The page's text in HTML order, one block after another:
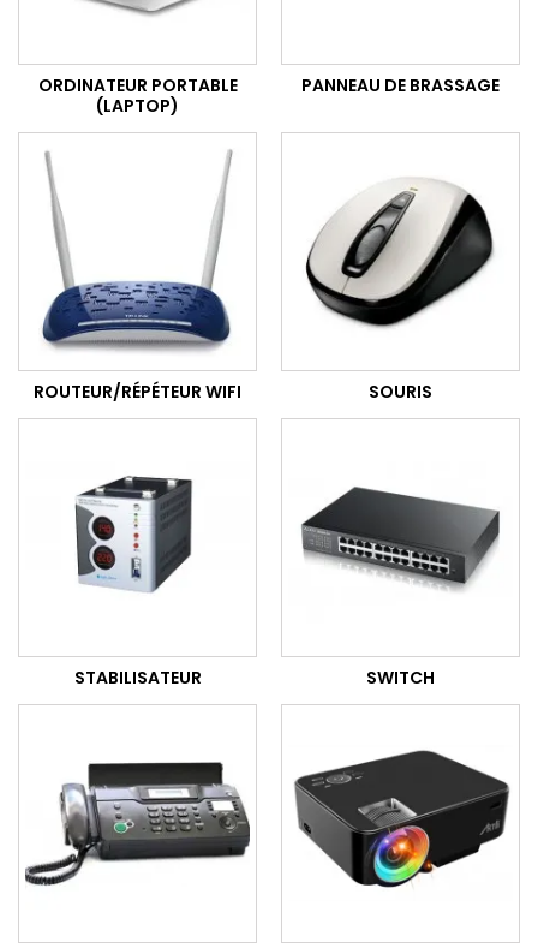
ORDINATEUR PORTABLE
(LAPTOP)
PANNEAU DE BRASSAGE
ROUTEUR/RÉPÉTEUR WIFI SOURIS
STABILISATEUR SWITCH